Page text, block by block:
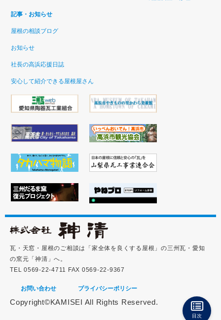
記事・お知らせ
屋根の相談ブログ
お知らせ
社長の高浜応援日誌
安心して紹介できる屋根屋さん
瓦・天窓・屋根のご相談は「家全体を良くする屋根」の三州瓦・愛知
の窯元「神清」へ。
TEL 0569-22-4711 FAX 0569-22-9367
お問い合わせ プライバシーポリシー
Copyright©KAMISEI All Rights Reserved.
目次